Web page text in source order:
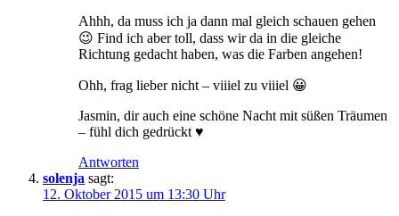
Ahhh, da muss ich ja dann mal gleich schauen gehen
😉 Find ich aber toll, dass wir da in die gleiche
Richtung gedacht haben, was die Farben angehen!
Ohh, frag lieber nicht – viiiel zu viiiel 😀
Jasmin, dir auch eine schöne Nacht mit süßen Träumen
– fühl dich gedrückt ♥
Antworten
solenja sagt:
12. Oktober 2015 um 13:30 Uhr